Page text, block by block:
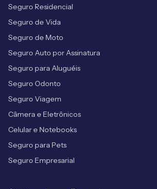
Seguro Residencial
Seguro de Vida
Seguro de Moto
Seguro Auto por Assinatura
Seguro para Aluguéis
Seguro Odonto
Seguro Viagem
Câmera e Eletrônicos
Celular e Notebooks
Seguro para Pets
Seguro Empresarial